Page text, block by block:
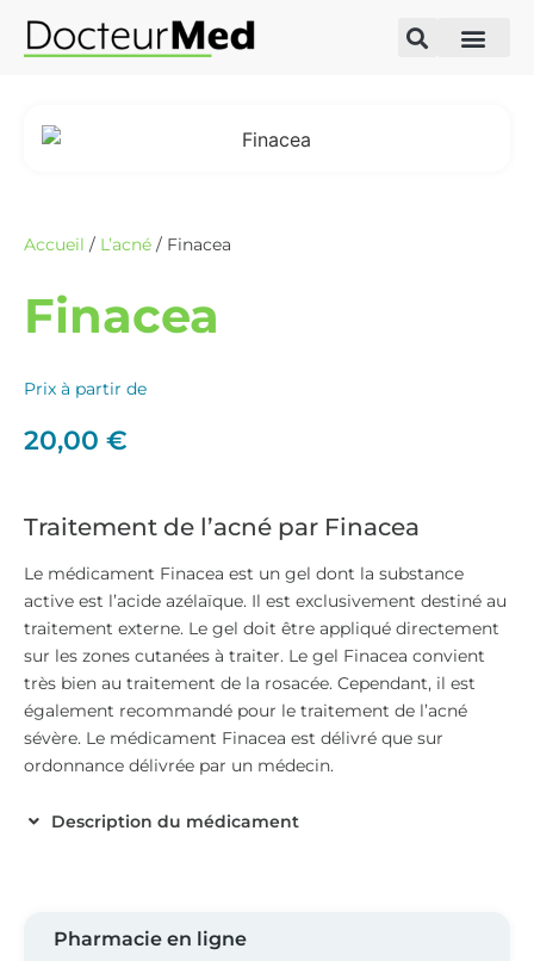
Accueil / L’acné / Finacea
Finacea
Prix à partir de
20,00 €
Traitement de l’acné par Finacea
Le médicament Finacea est un gel dont la substance
active est l’acide azélaïque. Il est exclusivement destiné au
traitement externe. Le gel doit être appliqué directement
sur les zones cutanées à traiter. Le gel Finacea convient
très bien au traitement de la rosacée. Cependant, il est
également recommandé pour le traitement de l’acné
sévère. Le médicament Finacea est délivré que sur
ordonnance délivrée par un médecin.
Description du médicament
Pharmacie en ligne